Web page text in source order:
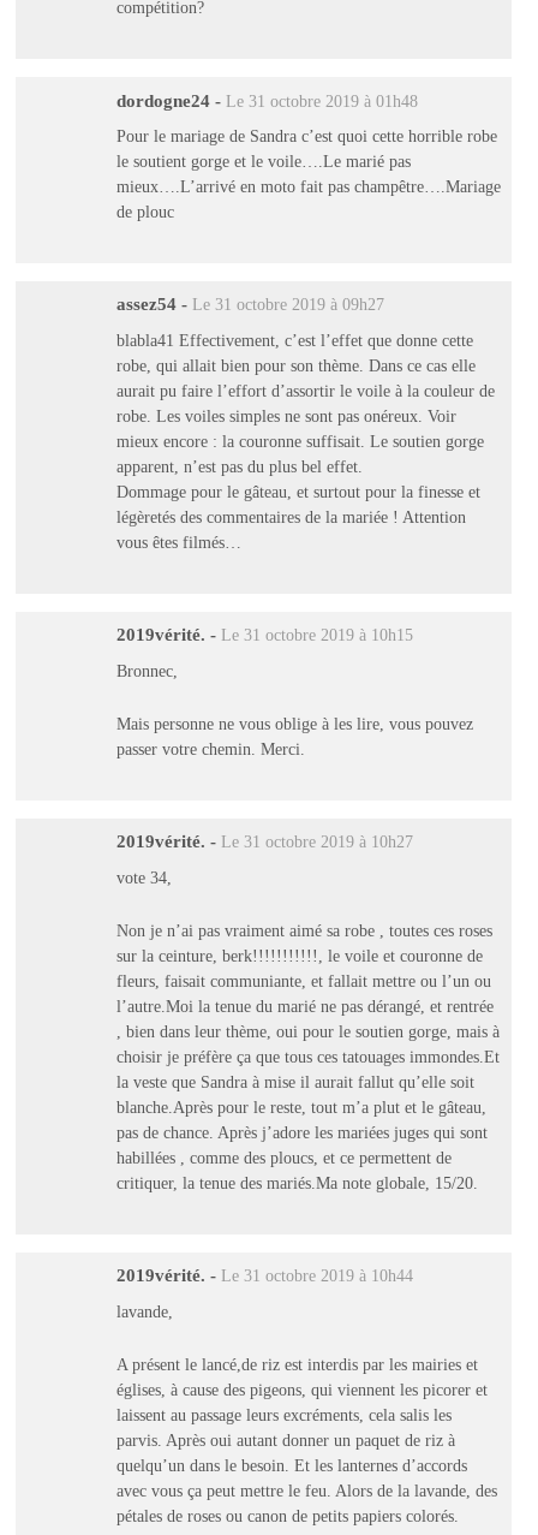
compétition?
dordogne24 - Le 31 octobre 2019 à 01h48
Pour le mariage de Sandra c’est quoi cette horrible robe
le soutient gorge et le voile….Le marié pas
mieux….L’arrivé en moto fait pas champêtre….Mariage
de plouc
assez54 - Le 31 octobre 2019 à 09h27
blabla41 Effectivement, c’est l’effet que donne cette
robe, qui allait bien pour son thème. Dans ce cas elle
aurait pu faire l’effort d’assortir le voile à la couleur de
robe. Les voiles simples ne sont pas onéreux. Voir
mieux encore : la couronne suffisait. Le soutien gorge
apparent, n’est pas du plus bel effet.
Dommage pour le gâteau, et surtout pour la finesse et
légèretés des commentaires de la mariée ! Attention
vous êtes filmés…
2019vérité. - Le 31 octobre 2019 à 10h15
Bronnec,
Mais personne ne vous oblige à les lire, vous pouvez
passer votre chemin. Merci.
2019vérité. - Le 31 octobre 2019 à 10h27
vote 34,
Non je n’ai pas vraiment aimé sa robe , toutes ces roses
sur la ceinture, berk!!!!!!!!!!!, le voile et couronne de
fleurs, faisait communiante, et fallait mettre ou l’un ou
l’autre.Moi la tenue du marié ne pas dérangé, et rentrée
, bien dans leur thème, oui pour le soutien gorge, mais à
choisir je préfère ça que tous ces tatouages immondes.Et
la veste que Sandra à mise il aurait fallut qu’elle soit
blanche.Après pour le reste, tout m’a plut et le gâteau,
pas de chance. Après j’adore les mariées juges qui sont
habillées , comme des ploucs, et ce permettent de
critiquer, la tenue des mariés.Ma note globale, 15/20.
2019vérité. - Le 31 octobre 2019 à 10h44
lavande,
A présent le lancé,de riz est interdis par les mairies et
églises, à cause des pigeons, qui viennent les picorer et
laissent au passage leurs excréments, cela salis les
parvis. Après oui autant donner un paquet de riz à
quelqu’un dans le besoin. Et les lanternes d’accords
avec vous ça peut mettre le feu. Alors de la lavande, des
pétales de roses ou canon de petits papiers colorés.